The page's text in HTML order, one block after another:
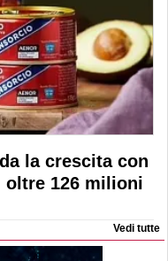
la crescita con
oltre 126 milioni
Vedi tutte